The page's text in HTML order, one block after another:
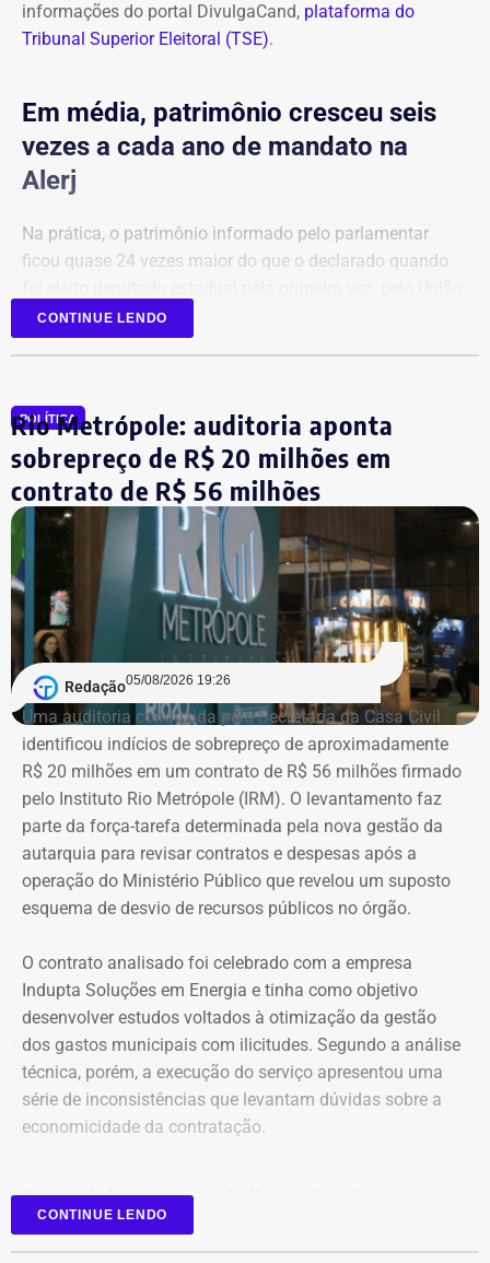
informações do portal DivulgaCand, plataforma do
Tribunal Superior Eleitoral (TSE).
Em média, patrimônio cresceu seis
vezes a cada ano de mandato na
Alerj
Na prática, o patrimônio informado pelo parlamentar
ficou quase 24 vezes maior do que o declarado quando
Brasil.
Agora candidato à reeleição na Assembleia Legislativa do
Rio (Alerj) pelo PSD, Cozzolino declarou mais de R$ 610
mil em bens. Entre os itens informados à Justiça Eleitoral
estão dois registros classificados genericamente como
“outros bens e direitos”, nos valores de R$ 95.985,48 e R$
97.555,75.
As declarações de bens são prestadas pelos próprios
candidatos à Justiça Eleitoral e podem considerar os
valores históricos de aquisição dos bens, e não
necessariamente seus preços de mercado.
O crescimento patrimonial, por si só, não indica a
existência de irregularidades.
Declaração de bens de Vinícius Cozzolino em 2026 — Foto:
Reprodução/Divulgacand
CONTINUE LENDO
POLÍTICA
Rio Metrópole: auditoria aponta
sobrepreço de R$ 20 milhões em
contrato de R$ 56 milhões
Redação05/08/2026 19:26
Uma auditoria conduzida pela Secretaria da Casa Civil
identificou indícios de sobrepreço de aproximadamente
R$ 20 milhões em um contrato de R$ 56 milhões firmado
pelo Instituto Rio Metrópole (IRM). O levantamento faz
parte da força-tarefa determinada pela nova gestão da
autarquia para revisar contratos e despesas após a
operação do Ministério Público que revelou um suposto
esquema de desvio de recursos públicos no órgão.
O contrato analisado foi celebrado com a empresa
Indupta Soluções em Energia e tinha como objetivo
desenvolver estudos voltados à otimização da gestão
dos gastos municipais com ilicitudes. Segundo a análise
técnica, porém, a execução do serviço apresentou uma
série de inconsistências que levantam dúvidas sobre a
economicidade da contratação.
Relatório aponta falhas desde o
planejamento
CONTINUE LENDO